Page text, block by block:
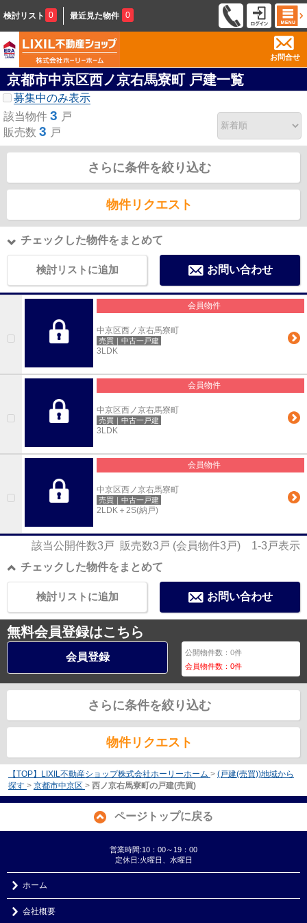
検討リスト 0 最近見た物件 0
お問合せ
京都市中京区西ノ京右馬寮町 戸建一覧
募集中のみ表示
該当物件 3 戸
販売数 3 戸
さらに条件を絞り込む
物件リクエスト
チェックした物件をまとめて
検討リストに追加 お問い合わせ
会員物件
中京区西ノ京右馬寮町
売買｜中古一戸建
3LDK
会員物件
中京区西ノ京右馬寮町
売買｜中古一戸建
3LDK
会員物件
中京区西ノ京右馬寮町
売買｜中古一戸建
2LDK＋2S(納戸)
該当公開件数3 戸 販売数3 戸 (会員物件3 戸) 1-3 戸表示
チェックした物件をまとめて
お問い合わせ
検討リストに追加
無料会員登録はこちら
会員登録 公開物件数：0件
会員物件数：0件
さらに条件を絞り込む
物件リクエスト
【TOP】LIXIL不動産ショップ株式会社ホーリーホーム > (戸建(売買))地域から
探す > 京都市中京区 > 西ノ京右馬寮町の戸建(売買)
ページトップに戻る
営業時間:10：00～19：00
定休日:火曜日、水曜日
ホーム
会社概要